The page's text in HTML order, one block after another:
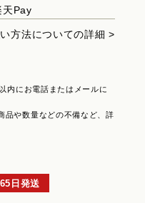
天Pay
方法についての詳細 >
内にお電話またはメールに
品や数量などの不備など、詳
日発送